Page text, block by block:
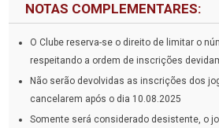
NOTAS COMPLEMENTARES:
O Clube reserva-se o direito de limitar o
respeitando a ordem de inscrições
Não serão devolvidas as inscrições dos
cancelarem após o dia 10.08.2025
Somente será considerado desistente, o